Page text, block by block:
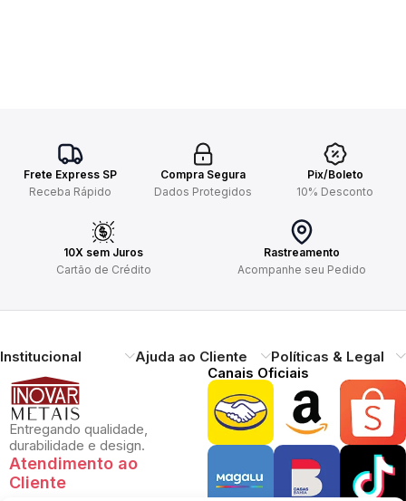
Frete Express SP
Receba Rápido
Compra Segura
Dados Protegidos
Pix/Boleto
10% Desconto
10X sem Juros
Cartão de Crédito
Rastreamento
Acompanhe seu Pedido
Institucional Ajuda ao Cliente Políticas & Legal
Entregando qualidade,
durabilidade e design.
Atendimento ao
Cliente
Canais Oficiais